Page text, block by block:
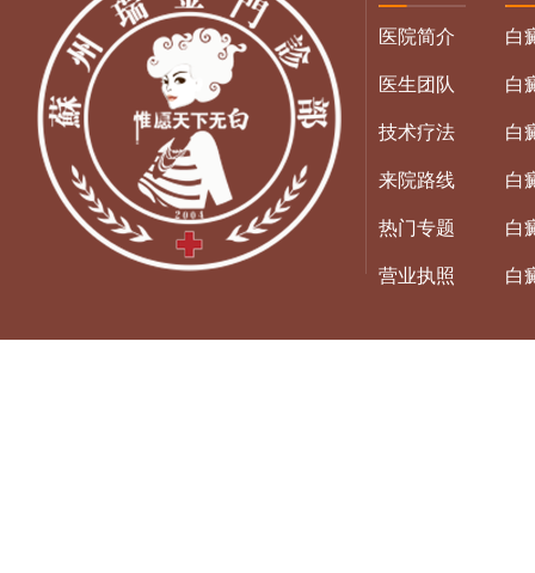
医院简介
医生团队
技术疗法
来院路线
热门专题
营业执照
白
白
白
白
白
白